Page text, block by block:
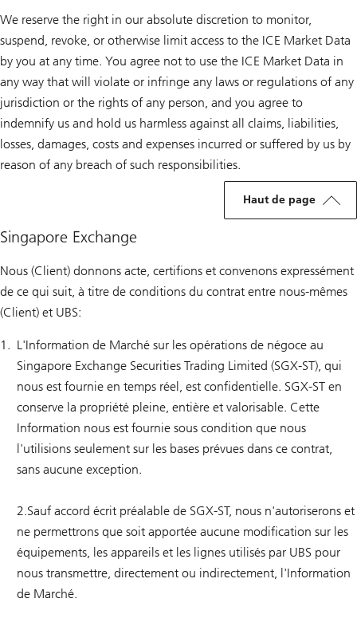
We reserve the right in our absolute discretion to monitor,
suspend, revoke, or otherwise limit access to the ICE Market Data
by you at any time. You agree not to use the ICE Market Data in
any way that will violate or infringe any laws or regulations of any
jurisdiction or the rights of any person, and you agree to
indemnify us and hold us harmless against all claims, liabilities,
losses, damages, costs and expenses incurred or suffered by us by
reason of any breach of such responsibilities.
Haut de page
Singapore Exchange
Nous (Client) donnons acte, certifions et convenons expressément
de ce qui suit, à titre de conditions du contrat entre nous-mêmes
(Client) et UBS:
L'Information de Marché sur les opérations de négoce au
Singapore Exchange Securities Trading Limited (SGX-ST), qui
nous est fournie en temps réel, est confidentielle. SGX-ST en
conserve la propriété pleine, entière et valorisable. Cette
Information nous est fournie sous condition que nous
l'utilisions seulement sur les bases prévues dans ce contrat,
sans aucune exception.
2.Sauf accord écrit préalable de SGX-ST, nous n'autoriserons et
ne permettrons que soit apportée aucune modification sur les
équipements, les appareils et les lignes utilisés par UBS pour
nous transmettre, directement ou indirectement, l'Information
de Marché.